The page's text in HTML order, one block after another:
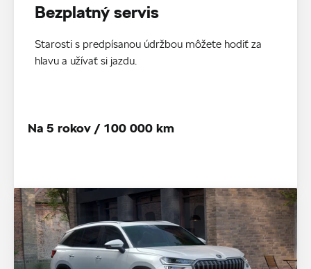
Bezplatný servis
Starosti s predpísanou údržbou môžete hodiť za
hlavu a užívať si jazdu.
Na 5 rokov / 100 000 km